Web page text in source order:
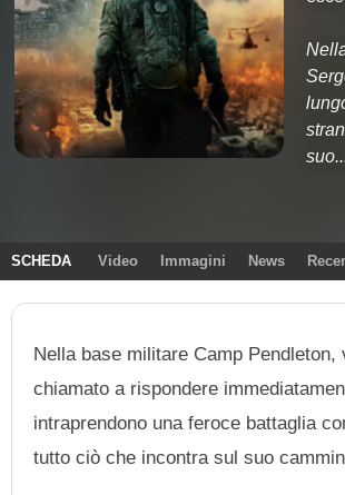
SCHEDA Video Immagini News
Nella base militare Camp
chiamato a rispondere
intraprendono una feroce battaglia
tutto ciò che incontra sul suo